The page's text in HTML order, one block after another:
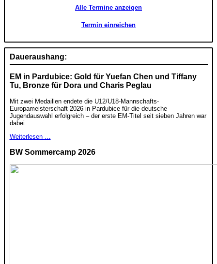
Alle Termine anzeigen
Termin einreichen
Daueraushang:
EM in Pardubice: Gold für Yuefan Chen und Tiffany
Tu, Bronze für Dora und Charis Peglau
Mit zwei Medaillen endete die U12/U18-Mannschafts-
Europameisterschaft 2026 in Pardubice für die deutsche
Jugendauswahl erfolgreich – der erste EM-Titel seit sieben Jahren war
dabei.
Weiterlesen …
BW Sommercamp 2026